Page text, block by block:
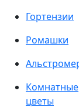
Гортензии
Ромашки
Комнатные
цветы